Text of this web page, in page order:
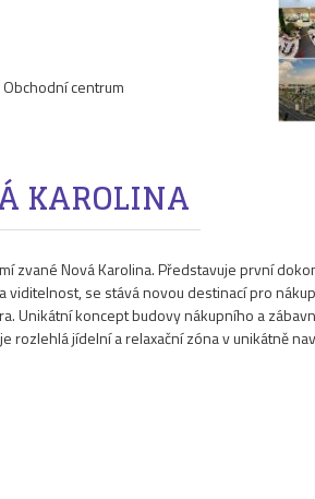
centrum
KAROLINA
zvané Nová Karolina. Představuje první
se stává novou destinací pro
Unikátní koncept budovy nákupního a
rozlehlá jídelní a relaxační zóna v unikátně